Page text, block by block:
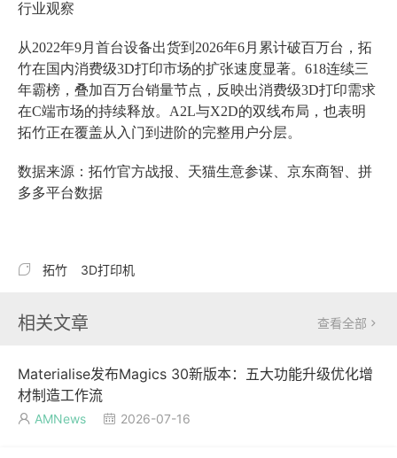
行业观察
从2022年9月首台设备出货到2026年6月累计破百万台，拓
竹在国内消费级3D打印市场的扩张速度显著。618连续三
年霸榜，叠加百万台销量节点，反映出消费级3D打印需求
在C端市场的持续释放。A2L与X2D的双线布局，也表明
拓竹正在覆盖从入门到进阶的完整用户分层。
数据来源：拓竹官方战报、天猫生意参谋、京东商智、拼
多多平台数据
 拓竹 3D打印机
相关文章 查看全部 
Materialise发布Magics 30新版本：五大功能升级优化增
材制造工作流
 AMNews  2026-07-16